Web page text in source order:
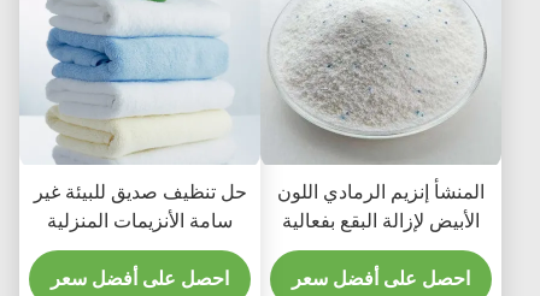
المنشأ إنزيم الرمادي اللون
الأبيض لإزالة البقع بفعالية
احصل على أفضل سعر
حل تنظيف صديق للبيئة غير
سامة الأنزيمات المنزلية
مواد التنظيف تحسين
احصل على أفضل سعر